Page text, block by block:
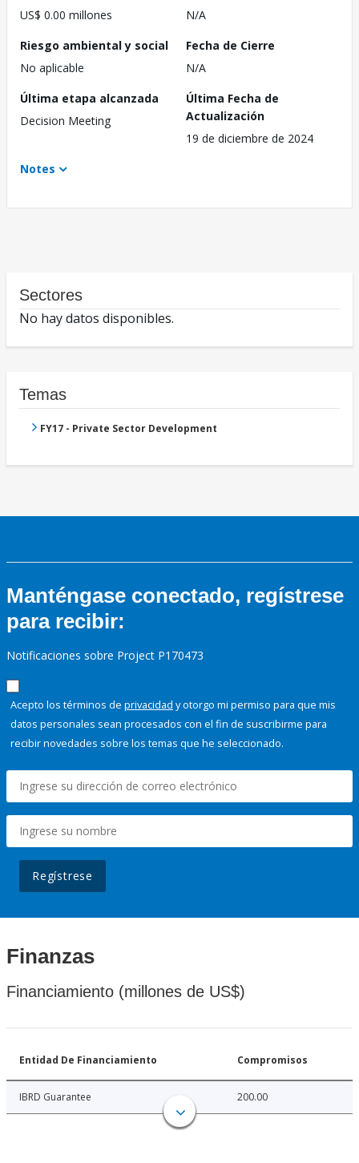
US$ 0.00 millones
N/A
Riesgo ambiental y social
No aplicable
Fecha de Cierre
N/A
Última etapa alcanzada
Decision Meeting
Última Fecha de
Actualización
19 de diciembre de 2024
Notes
Sectores
No hay datos disponibles.
Temas
FY17 - Private Sector Development
Manténgase conectado, regístrese
para recibir:
Notificaciones sobre Project P170473
Acepto los términos de privacidad y otorgo mi permiso para que mis
datos personales sean procesados con el fin de suscribirme para
recibir novedades sobre los temas que he seleccionado.
Regístrese
Finanzas
Financiamiento (millones de US$)
Entidad De Financiamiento Compromisos
IBRD Guarantee 200.00